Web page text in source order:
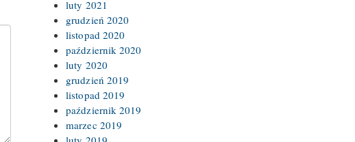
luty 2021
grudzień 2020
listopad 2020
październik 2020
luty 2020
grudzień 2019
listopad 2019
październik 2019
marzec 2019